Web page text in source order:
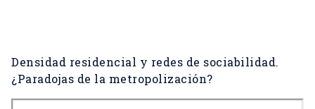
Densidad residencial y redes de sociabilidad.
¿Paradojas de la metropolización?